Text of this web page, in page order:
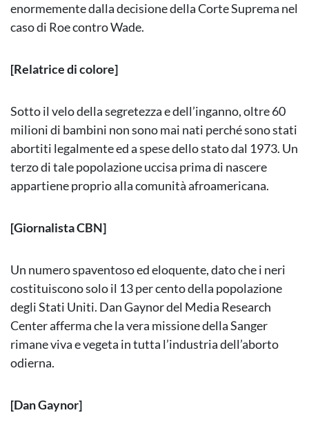
enormemente dalla decisione della Corte Suprema nel
caso di Roe contro Wade.
[Relatrice di colore]
Sotto il velo della segretezza e dell’inganno, oltre 60
milioni di bambini non sono mai nati perché sono stati
abortiti legalmente ed a spese dello stato dal 1973. Un
terzo di tale popolazione uccisa prima di nascere
appartiene proprio alla comunità afroamericana.
[Giornalista CBN]
Un numero spaventoso ed eloquente, dato che i neri
costituiscono solo il 13 per cento della popolazione
degli Stati Uniti. Dan Gaynor del Media Research
Center afferma che la vera missione della Sanger
rimane viva e vegeta in tutta l’industria dell’aborto
odierna.
[Dan Gaynor]